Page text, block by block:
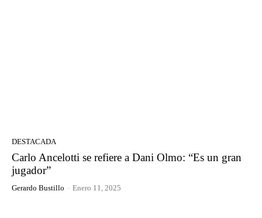
DESTACADA
Carlo Ancelotti se refiere a Dani Olmo: “Es un gran
jugador”
Gerardo Bustillo - Enero 11, 2025